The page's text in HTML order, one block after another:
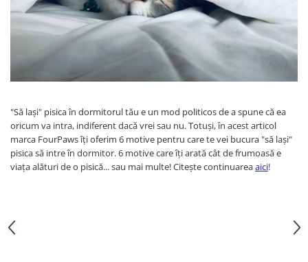
"Să lași" pisica în dormitorul tău e un mod politicos de a spune că ea
oricum va intra, indiferent dacă vrei sau nu. Totuși, în acest articol
marca FourPaws îți oferim 6 motive pentru care te vei bucura "să lași"
pisica să intre în dormitor. 6 motive care îți arată cât de frumoasă e
viața alături de o pisică... sau mai multe! Citește continuareaaici!